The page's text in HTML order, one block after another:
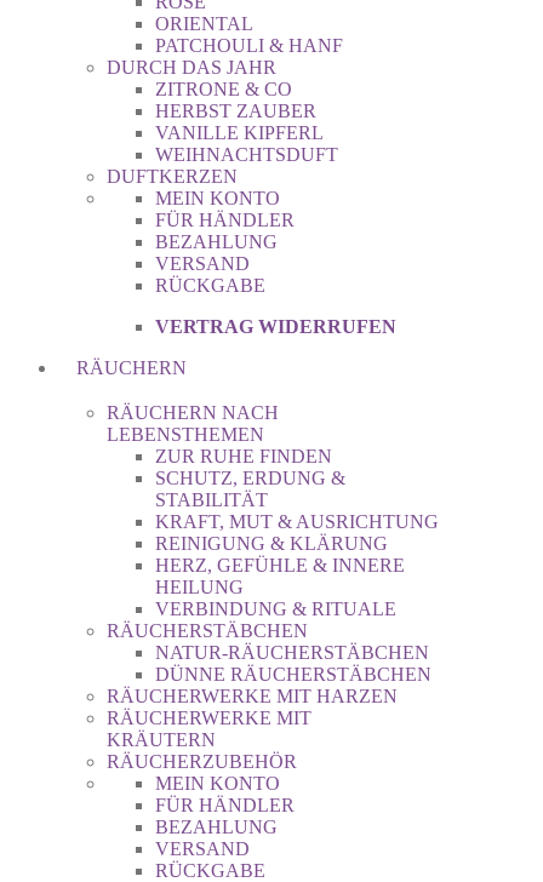
ORIENTAL
PATCHOULI & HANF
DURCH DAS JAHR
ZITRONE & CO
HERBST ZAUBER
VANILLE KIPFERL
WEIHNACHTSDUFT
DUFTKERZEN
MEIN KONTO
FÜR HÄNDLER
BEZAHLUNG
VERSAND
RÜCKGABE
VERTRAG WIDERRUFEN
RÄUCHERN
RÄUCHERN NACH
LEBENSTHEMEN
ZUR RUHE FINDEN
SCHUTZ, ERDUNG &
STABILITÄT
KRAFT, MUT & AUSRICHTUNG
REINIGUNG & KLÄRUNG
HERZ, GEFÜHLE & INNERE
HEILUNG
VERBINDUNG & RITUALE
RÄUCHERSTÄBCHEN
NATUR-RÄUCHERSTÄBCHEN
DÜNNE RÄUCHERSTÄBCHEN
RÄUCHERWERKE MIT HARZEN
RÄUCHERWERKE MIT
KRÄUTERN
RÄUCHERZUBEHÖR
MEIN KONTO
FÜR HÄNDLER
BEZAHLUNG
VERSAND
RÜCKGABE